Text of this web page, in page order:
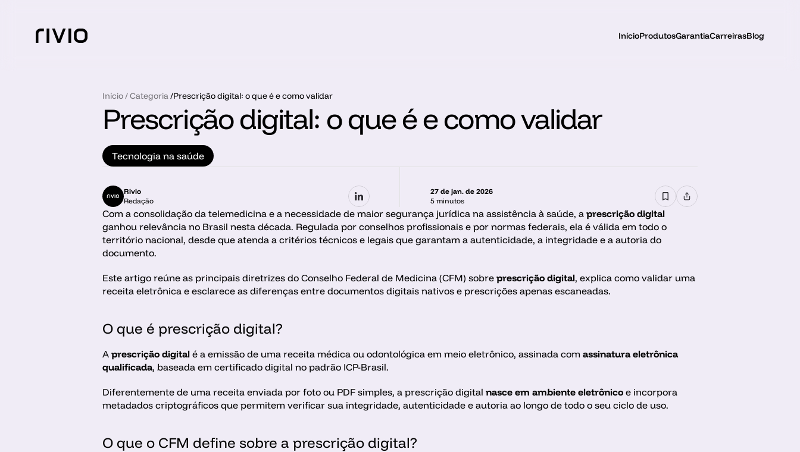
InícioProdutosGarantiaCarreirasBlog
Início / Categoria /Prescrição digital: o que é e como validar
Prescrição digital: o que é e como validar
Tecnologia na saúde
Rivio
Redação
27 de jan. de 2026
5 minutos
Com a consolidação da telemedicina e a necessidade de maior segurança jurídica na assistência à saúde, a prescrição digital
ganhou relevância no Brasil nesta década. Regulada por conselhos profissionais e por normas federais, ela é válida em todo o
território nacional, desde que atenda a critérios técnicos e legais que garantam a autenticidade, a integridade e a autoria do
documento.
Este artigo reúne as principais diretrizes do Conselho Federal de Medicina (CFM) sobre prescrição digital, explica como validar uma
receita eletrônica e esclarece as diferenças entre documentos digitais nativos e prescrições apenas escaneadas.
O que é prescrição digital?
A prescrição digital é a emissão de uma receita médica ou odontológica em meio eletrônico, assinada com assinatura eletrônica
qualificada, baseada em certificado digital no padrão ICP-Brasil.
Diferentemente de uma receita enviada por foto ou PDF simples, a prescrição digital nasce em ambiente eletrônico e incorpora
metadados criptográficos que permitem verificar sua integridade, autenticidade e autoria ao longo de todo o seu ciclo de uso.
O que o CFM define sobre a prescrição digital?